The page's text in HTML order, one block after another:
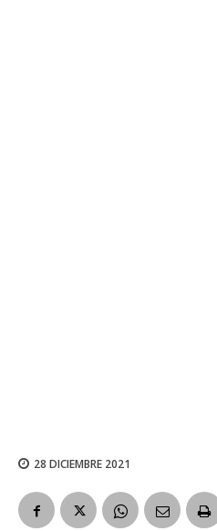
28 DICIEMBRE 2021